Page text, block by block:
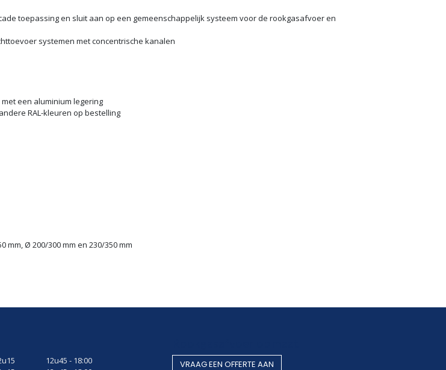
toepassing en sluit aan op een gemeenschappelijk systeem voor de rookgasafvoer en
systemen met concentrische kanalen
een aluminium legering
RAL-kleuren op bestelling
mm, Ø 200/300 mm en 230/350 mm
12u45 - 18:00
VRAAG EEN OF​​​​FERTE AAN